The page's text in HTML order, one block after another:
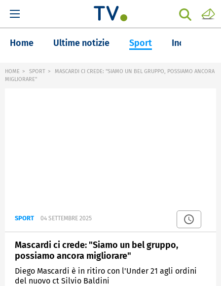
Home Ultime notizie Sport Inchieste
HOME SPORT
MASCARDI CI CREDE: "SIAMO UN BEL GRUPPO, POSSIAMO ANCORA
MIGLIORARE"
SPORT 04 SETTEMBRE 2025
Mascardi ci crede: "Siamo un bel gruppo,
possiamo ancora migliorare"
Diego Mascardi è in ritiro con l'Under 21 agli ordini
del nuovo ct Silvio Baldini